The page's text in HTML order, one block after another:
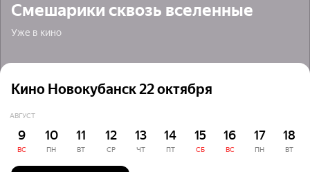
Смешарики сквозь вселенные
Уже в кино
Кино Новокубанск 22 октября
АВГУСТ
9
ВС
10
ПН
11
ВТ
12
СР
13
ЧТ
14
ПТ
15
СБ
16
ВС
17
ПН
18
ВТ